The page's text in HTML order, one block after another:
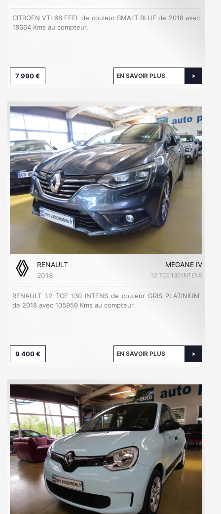
CITROEN VTI 68 FEEL de couleur SMALT BLUE de 2018 avec
18664 Kms au compteur.
7 990 € EN SAVOIR PLUS
RENAULT
MEGANE IV
2018
1.2 TCE 130 INTENS
RENAULT 1.2 TCE 130 INTENS de couleur GRIS PLATINIUM
de 2018 avec 105959 Kms au compteur.
9 400 € EN SAVOIR PLUS